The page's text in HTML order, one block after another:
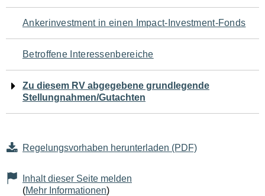
Navigation
für
den
Seiteninhalt
Ankerinvestment in einen Impact-Investment-Fonds
Betroffene Interessenbereiche
Zu diesem RV abgegebene grundlegende
Stellungnahmen/Gutachten
Regelungsvorhaben herunterladen (PDF)
Inhalt dieser Seite melden
(Mehr Informationen)